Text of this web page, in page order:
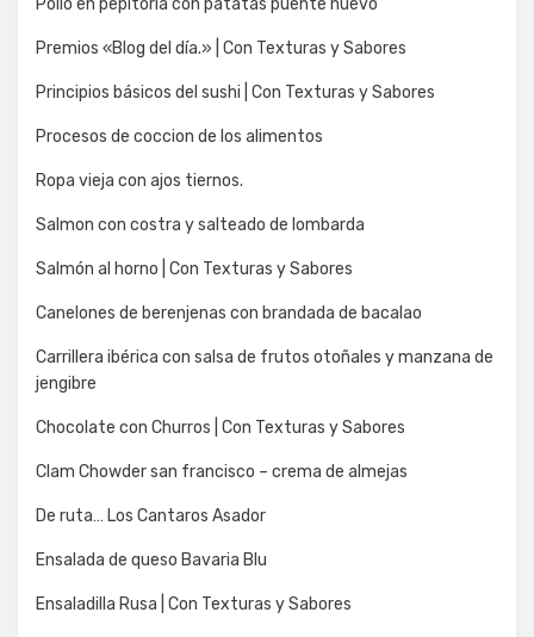
Pollo en pepitoria con patatas puente nuevo
Premios «Blog del día.» | Con Texturas y Sabores
Principios básicos del sushi | Con Texturas y Sabores
Procesos de coccion de los alimentos
Ropa vieja con ajos tiernos.
Salmon con costra y salteado de lombarda
Salmón al horno | Con Texturas y Sabores
Canelones de berenjenas con brandada de bacalao
Carrillera ibérica con salsa de frutos otoñales y manzana de
jengibre
Chocolate con Churros | Con Texturas y Sabores
Clam Chowder san francisco – crema de almejas
De ruta… Los Cantaros Asador
Ensalada de queso Bavaria Blu
Ensaladilla Rusa | Con Texturas y Sabores